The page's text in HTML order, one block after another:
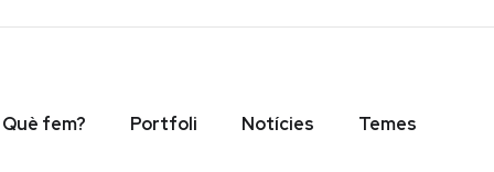
Què fem? Portfoli Notícies Temes